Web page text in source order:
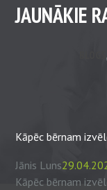
JAUNĀKIE
,
Kāpēc bērnam
Jānis Luns
Kāpēc bērnam